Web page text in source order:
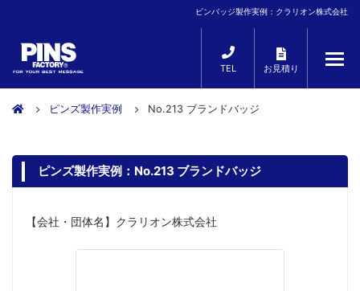
ピンバッジ製作実例：クラリオン株式会社
TEL お見積り
ピンズ製作実例 No.213 ブランドバッジ
ピンズ製作実例：No.213 ブランドバッジ
【会社・団体名】クラリオン株式会社